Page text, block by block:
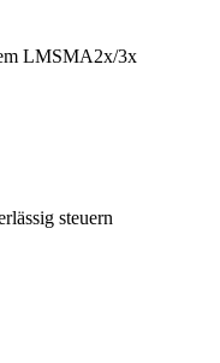
LMSMA2x/3x
steuern